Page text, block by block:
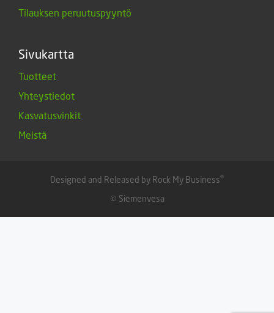
Tilauksen peruutuspyyntö
Sivukartta
Tuotteet
Yhteystiedot
Kasvatusvinkit
Meistä
Designed and Released by Rock My Business®
© Siemenvesa